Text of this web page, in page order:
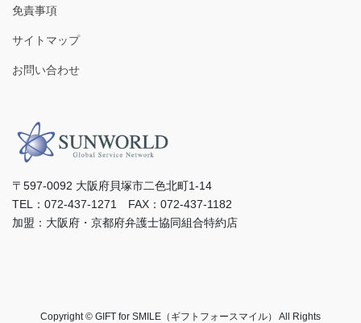
免責事項
サイトマップ
お問い合わせ
〒597-0092 ⼤阪府⾙塚市⼆⾊北町1-14
TEL：072-437-1271 FAX：072-437-1182
加盟：⼤阪府・京都府弁護⼠協同組合特約店
Copyright © GIFT for SMILE（ギフトフォースマイル） All Rights